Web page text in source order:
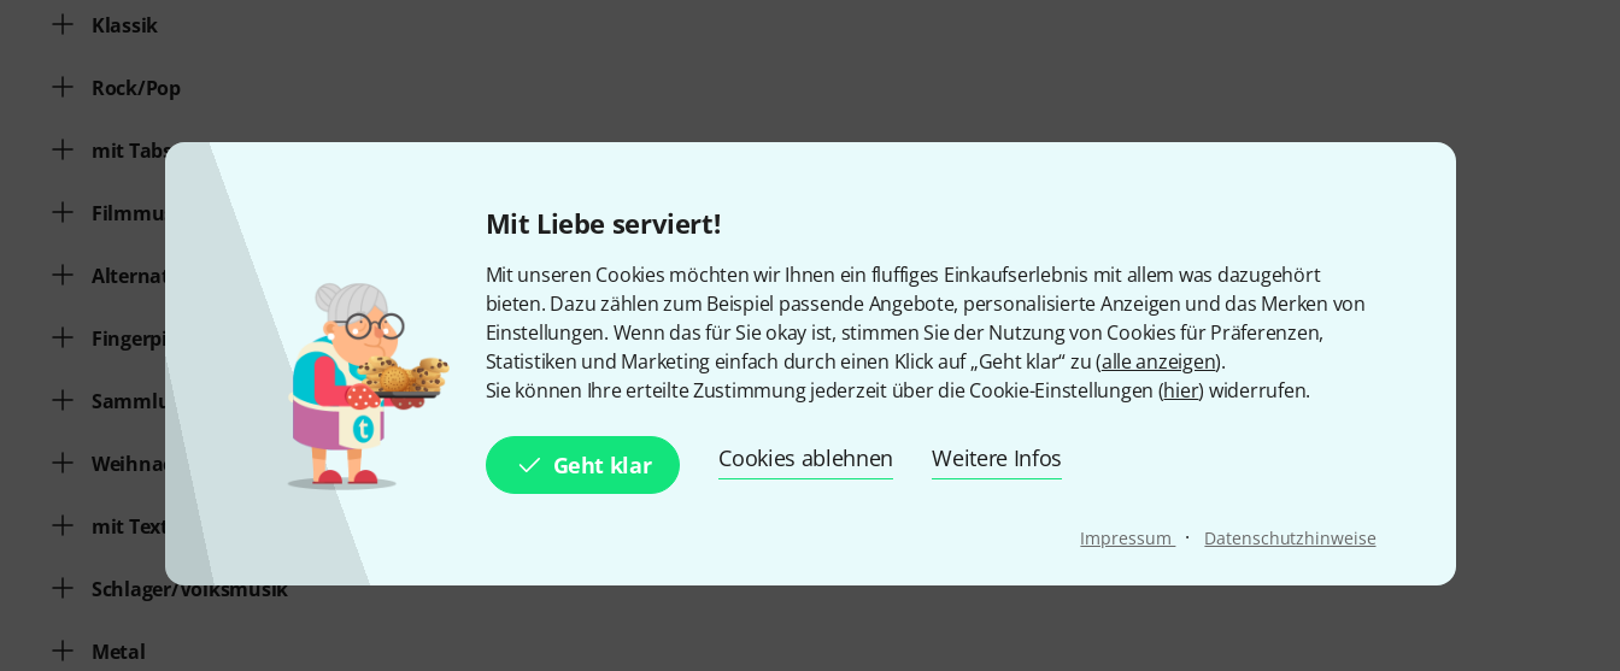
Mit Liebe serviert!
Mit unseren Cookies möchten wir Ihnen ein fluffiges Einkaufserlebnis mit allem was dazugehört
bieten. Dazu zählen zum Beispiel passende Angebote, personalisierte Anzeigen und das Merken von
Einstellungen. Wenn das für Sie okay ist, stimmen Sie der Nutzung von Cookies für Präferenzen,
Statistiken und Marketing einfach durch einen Klick auf „Geht klar“ zu (alle anzeigen).
Sie können Ihre erteilte Zustimmung jederzeit über die Cookie-Einstellungen (hier) widerrufen.
Geht klar Cookies ablehnen Weitere Infos
Impressum · Datenschutzhinweise
Klassik
Rock/Pop
mit Tabs
Filmmusik/Musical
Alternative
Fingerpicking
Sammlung verschiedener Genres
Weihnachtslieder
mit Text
Schlager/Volksmusik
Metal